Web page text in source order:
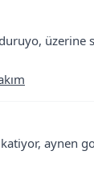
aynen